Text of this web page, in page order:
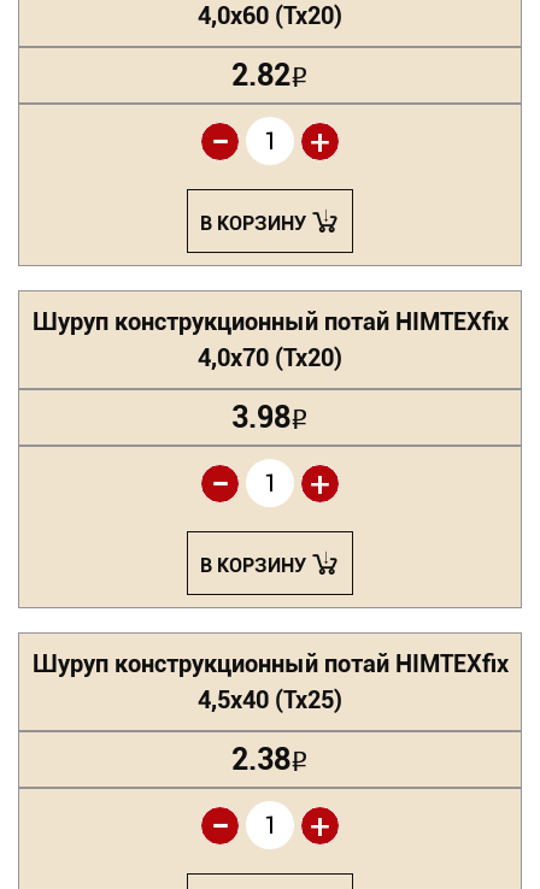
4,0х60 (Tx20)
2.82Р
+
-
В КОРЗИНУ
Шуруп конструкционный потай HIMTEXfix
4,0х70 (Tx20)
3.98Р
+
-
В КОРЗИНУ
Шуруп конструкционный потай HIMTEXfix
4,5х40 (Tx25)
2.38Р
+
-